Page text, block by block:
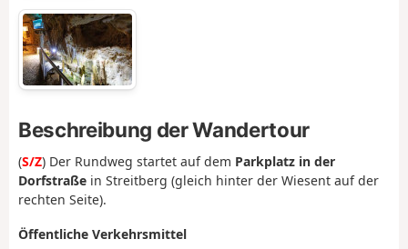
Beschreibung der Wandertour
(S/Z) Der Rundweg startet auf dem Parkplatz in der
Dorfstraße in Streitberg (gleich hinter der Wiesent auf der
rechten Seite).
Öffentliche Verkehrsmittel